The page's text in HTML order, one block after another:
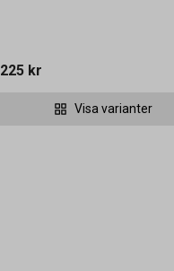
225 kr
Visa varianter